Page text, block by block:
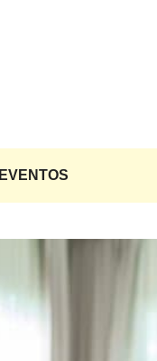
EVENTOS